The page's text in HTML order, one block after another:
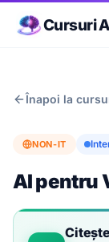
Cursuri
Înapoi la
NON-IT
AI pentru